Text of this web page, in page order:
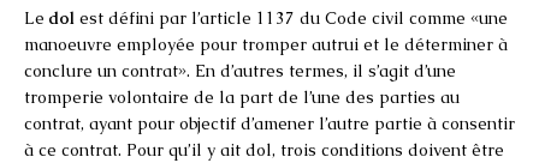
Le dol est défini par l’article 1137 du Code civil comme «une
manoeuvre employée pour tromper autrui et le déterminer à
conclure un contrat». En d’autres termes, il s’agit d’une
tromperie volontaire de la part de l’une des parties au
contrat, ayant pour objectif d’amener l’autre partie à consentir
à ce contrat. Pour qu’il y ait dol, trois conditions doivent être